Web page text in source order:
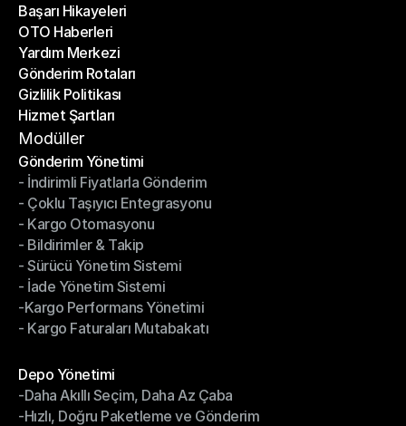
Son Bloglar
Başarı Hikayeleri
Başarı Hikayeleri
OTO Haberleri
OTO Haberleri
Yardım Merkezi
Yardım Merkezi
Gönderim Rotaları
Gönderim Rotaları
Gizlilik Politikası
Gizlilik Politikası
Hizmet Şartları
Hizmet Şartları
Modüller
Gönderim Yönetimi
Gönderim Yönetimi
- İndirimli Fiyatlarla Gönderim
- İndirimli Fiyatlarla Gönderim
- Çoklu Taşıyıcı Entegrasyonu
- Çoklu Taşıyıcı Entegrasyonu
- Kargo Otomasyonu
- Kargo Otomasyonu
- Bildirimler & Takip
- Bildirimler & Takip
- Sürücü Yönetim Sistemi
- Sürücü Yönetim Sistemi
- İade Yönetim Sistemi
- İade Yönetim Sistemi
-Kargo Performans Yönetimi
-Kargo Performans Yönetimi
- Kargo Faturaları Mutabakatı
Depo Yönetimi
Depo Yönetimi
-Daha Akıllı Seçim, Daha Az Çaba
-Daha Akıllı Seçim, Daha Az Çaba
-Hızlı, Doğru Paketleme ve Gönderim